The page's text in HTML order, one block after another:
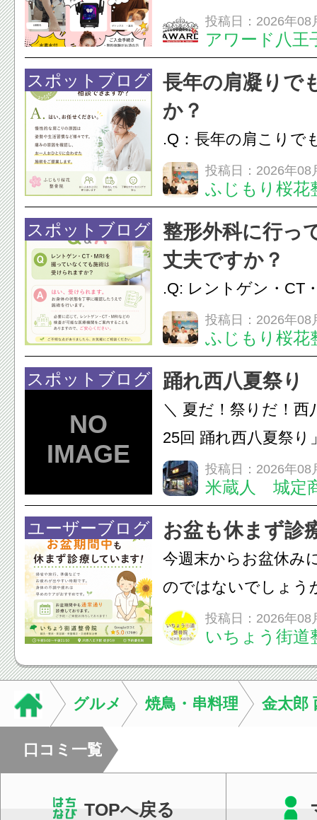
フエステを 思いっ
開催中
投稿日：2026年08
アワード八王
24時間ジム&
脱毛
スポットブログ
長年の肩凝りで
か？
.Q：長年の肩こりで
か？A：はい、お任
性的な肩こりの原因
慣など様々です。痛
し、お一人おひとり
をご提案します。.#
投稿日：2026年08
ふじもり桜花
スポットブログ
整形外科に行っ
丈夫ですか？
.Q: レントゲン・CT
いなくても施術は受
A: はい、受けられま
態を丁寧に確認した
います。必要に応じ
ン・CT・MRIなどの
投稿日：2026年08
ふじもり桜花
スポットブログ 踊れ西八夏祭り
＼ 夏だ！祭りだ！西
25回 踊れ西八夏祭
てくる！ 伝統の【阿
情熱の【よさこいソ
結！数多くの団体が
店街を舞台に最高の
投稿日：2026年08
米蔵人 城定
ユーザーブログ お盆も休まず診
今週末からお盆休み
のではないでしょう
長時間の運転などで
痛・足の疲れが出や
いちょう街道整骨院
も通常通り診療して
投稿日：2026年08
いちょう街道
グルメ 焼鳥・串料理 金太郎
口コミ一覧
TOPへ戻る